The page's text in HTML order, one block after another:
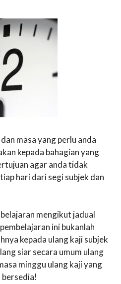
masa yang perlu anda
kepada bahagian yang
agar anda tidak
hari dari segi subjek dan
mengikut jadual
ini bukanlah
kepada ulang kaji subjek
siar secara umum ulang
minggu ulang kaji yang
bersedia!